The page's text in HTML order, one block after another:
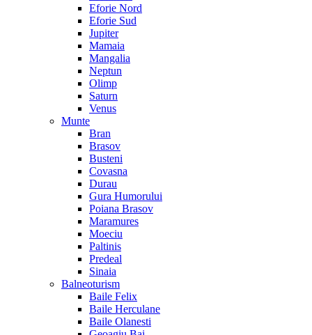
Eforie Nord
Eforie Sud
Jupiter
Mamaia
Mangalia
Neptun
Olimp
Saturn
Venus
Munte
Bran
Brasov
Busteni
Covasna
Durau
Gura Humorului
Poiana Brasov
Maramures
Moeciu
Paltinis
Predeal
Sinaia
Balneoturism
Baile Felix
Baile Herculane
Baile Olanesti